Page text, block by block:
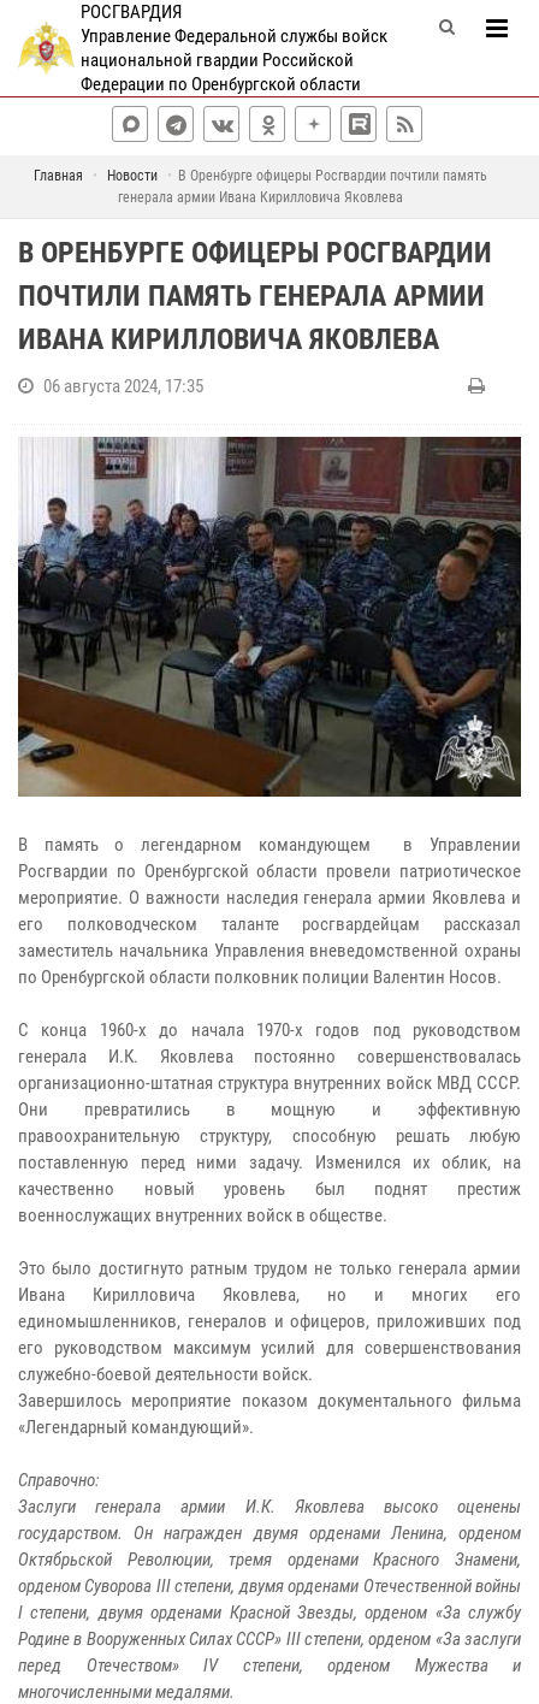
РОСГВАРДИЯ
Управление Федеральной службы войск
национальной гвардии Российской
Федерации по Оренбургской области
Главная Новости
В Оренбурге офицеры Росгвардии почтили память
генерала армии Ивана Кирилловича Яковлева
В ОРЕНБУРГЕ ОФИЦЕРЫ РОСГВАРДИИ
ПОЧТИЛИ ПАМЯТЬ ГЕНЕРАЛА АРМИИ
ИВАНА КИРИЛЛОВИЧА ЯКОВЛЕВА
06 августа 2024, 17:35
В память о легендарном командующем в Управлении
Росгвардии по Оренбургской области провели патриотическое
мероприятие. О важности наследия генерала армии Яковлева и
его полководческом таланте росгвардейцам рассказал
заместитель начальника Управления вневедомственной охраны
по Оренбургской области полковник полиции Валентин Носов.
С конца 1960-х до начала 1970-х годов под руководством
генерала И.К. Яковлева постоянно совершенствовалась
организационно-штатная структура внутренних войск МВД СССР.
Они превратились в мощную и эффективную
правоохранительную структуру, способную решать любую
поставленную перед ними задачу. Изменился их облик, на
качественно новый уровень был поднят престиж
военнослужащих внутренних войск в обществе.
Это было достигнуто ратным трудом не только генерала армии
Ивана Кирилловича Яковлева, но и многих его
единомышленников, генералов и офицеров, приложивших под
его руководством максимум усилий для совершенствования
служебно-боевой деятельности войск.
Завершилось мероприятие показом документального фильма
«Легендарный командующий».
Справочно:
Заслуги генерала армии И.К. Яковлева высоко оценены
государством. Он награжден двумя орденами Ленина, орденом
Октябрьской Революции, тремя орденами Красного Знамени,
орденом Суворова III степени, двумя орденами Отечественной войны
I степени, двумя орденами Красной Звезды, орденом «За службу
Родине в Вооруженных Силах СССР» III степени, орденом «За заслуги
перед Отечеством» IV степени, орденом Мужества и
многочисленными медалями.